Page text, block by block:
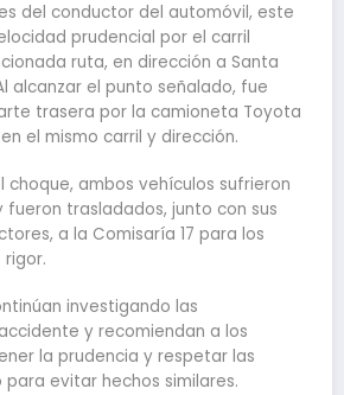
del conductor del automóvil, este
prudencial por el carril
ruta, en dirección a Santa
alcanzar el punto señalado, fue
trasera por la camioneta Toyota
el mismo carril y dirección.
choque, ambos vehículos sufrieron
fueron trasladados, junto con sus
a la Comisaría 17 para los
investigando las
y recomiendan a los
la prudencia y respetar las
evitar hechos similares.